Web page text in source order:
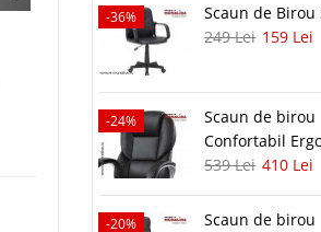
-36%
Scaun de Birou
249 Lei 159 Lei
-24%
Scaun de birou
Confortabil
539 Lei 410 Lei
-20%
Scaun de birou